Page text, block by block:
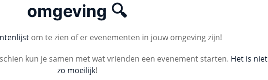
omgeving 🔍
om te zien of er evenementen in jouw omgeving zijn!
kun je samen met wat vrienden een evenement starten. Het is niet
zo moeilijk!